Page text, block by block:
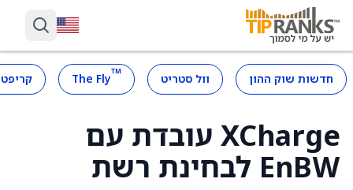
חדשות שוק ההון וול סטריט ™
The Fly
XCharge עובדת עם
EnBW לבחינת רשת